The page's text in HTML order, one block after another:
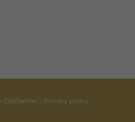
- Disclaimer - Privacy policy